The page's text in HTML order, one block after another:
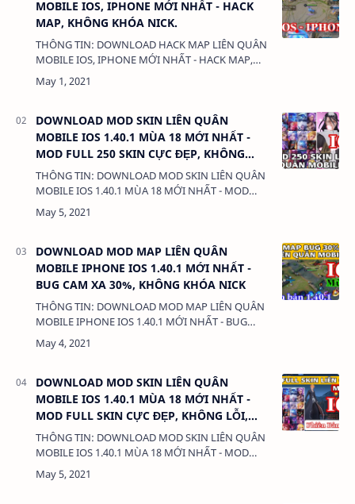
MOBILE IOS, IPHONE MỚI NHẤT - HACK
MAP, KHÔNG KHÓA NICK.
THÔNG TIN: DOWNLOAD HACK MAP LIÊN QUÂN
MOBILE IOS, IPHONE MỚI NHẤT - HACK MAP,
KHÔNG KHÓA NICK. DUNG LƯỢNG: 777 MB
LINK: (adsbygoogle = window.adsbygoogle ||
DOWNLOAD MOD SKIN LIÊN QUÂN
MOBILE IOS 1.40.1 MÙA 18 MỚI NHẤT -
MOD FULL 250 SKIN CỰC ĐẸP, KHÔNG
KHÓA NICK
THÔNG TIN: DOWNLOAD MOD SKIN LIÊN QUÂN
MOBILE IOS 1.40.1 MÙA 18 MỚI NHẤT - MOD
FULL 250 SKIN CỰC ĐẸP, KHÔNG KHÓA NICK
DOWNLOAD MOD MAP LIÊN QUÂN
MOBILE IPHONE IOS 1.40.1 MỚI NHẤT -
BUG CAM XA 30%, KHÔNG KHÓA NICK
THÔNG TIN: DOWNLOAD MOD MAP LIÊN QUÂN
MOBILE IPHONE IOS 1.40.1 MỚI NHẤT - BUG
CAM XA 30%, KHÔNG KHÓA NICK DUNG LƯỢNG:
DOWNLOAD MOD SKIN LIÊN QUÂN
MOBILE IOS 1.40.1 MÙA 18 MỚI NHẤT -
MOD FULL SKIN CỰC ĐẸP, KHÔNG LỖI,
KHÔNG KHÓA NICK
THÔNG TIN: DOWNLOAD MOD SKIN LIÊN QUÂN
MOBILE IOS 1.40.1 MÙA 18 MỚI NHẤT - MOD
FULL SKIN CỰC ĐẸP, KHÔNG LỖI, KHÔNG KHÓA